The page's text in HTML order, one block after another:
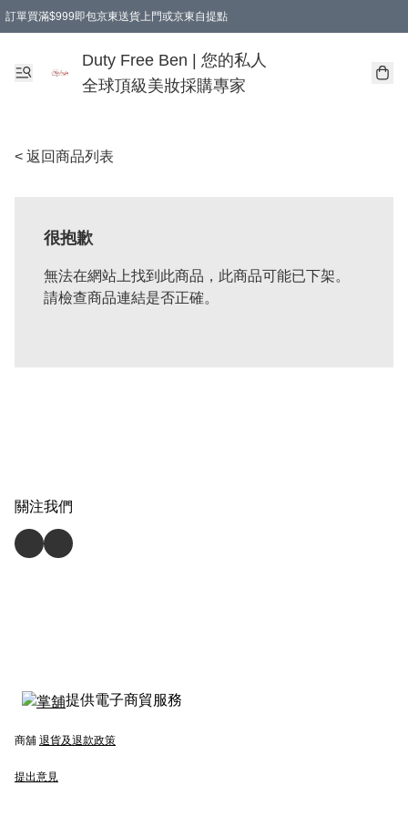
訂單買滿$999即包京東送貨上門或京東自提點
Duty Free Ben | 您的私人
全球頂級美妝採購專家
< 返回商品列表
很抱歉
無法在網站上找到此商品，此商品可能已下架。
請檢查商品連結是否正確。
關注我們
提供電子商貿服務
商舖 退貨及退款政策
提出意見